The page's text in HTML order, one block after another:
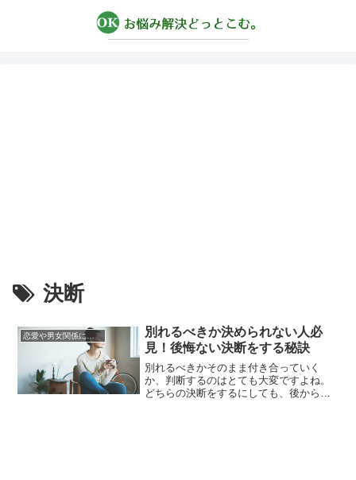
決断
恋愛や男女関係についてのあれこれ
別れるべきか決められない人必
見！後悔ない決断をする秘訣
別れるべきかそのまま付き合っていく
か、判断するのはとても大変ですよね。
どちらの決断をするにしても、後から後